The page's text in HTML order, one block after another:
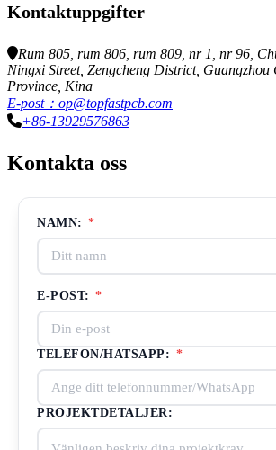
Kontaktuppgifter
Rum 805, rum 806, rum 809, nr 1, nr 96,
Ningxi Street, Zengcheng District, Guangzhou
Province, Kina
E-post：op@topfastpcb.com
+86-13929576863
Kontakta oss
NAMN: *
E-POST: *
TELEFON/HATSAPP: *
PROJEKTDETALJER: